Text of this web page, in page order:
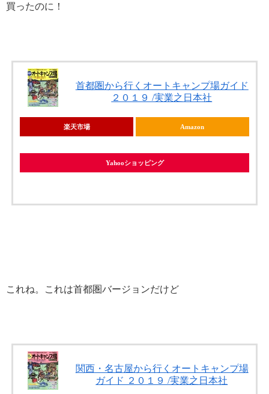
買ったのに！
首都圏から行くオートキャンプ場ガイド
２０１９ /実業之日本社
楽天市場 Amazon
Yahooショッピング
これね。これは首都圏バージョンだけど
関西・名古屋から行くオートキャンプ場
ガイド ２０１９ /実業之日本社